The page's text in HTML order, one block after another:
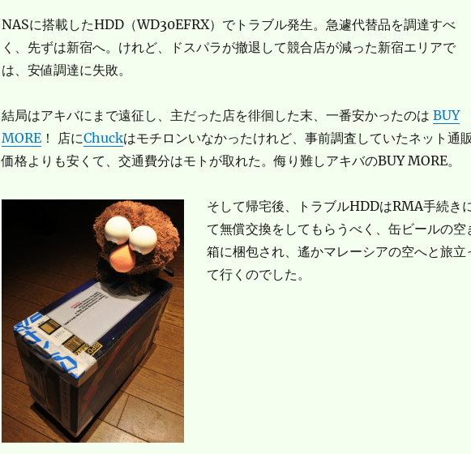
NASに搭載したHDD（WD30EFRX）でトラブル発生。急遽代替品を調達すべ
く、先ずは新宿へ。けれど、ドスパラが撤退して競合店が減った新宿エリアで
は、安値調達に失敗。
結局はアキバにまで遠征し、主だった店を徘徊した末、一番安かったのは BUY
MORE！ 店にChuckはモチロンいなかったけれど、事前調査していたネット通
価格よりも安くて、交通費分はモトが取れた。侮り難しアキバのBUY MORE。
そして帰宅後、トラブルHDDはRMA手続き
て無償交換をしてもらうべく、缶ビールの空
箱に梱包され、遙かマレーシアの空へと旅立
て行くのでした。